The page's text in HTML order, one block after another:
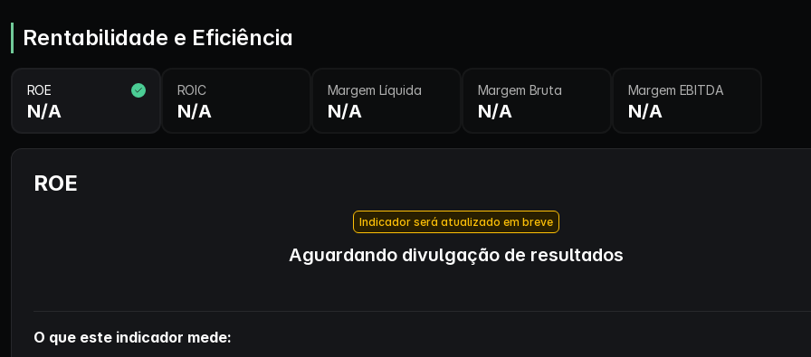
Rentabilidade e Eficiência
ROE
N/A
ROIC
N/A
Margem Líquida
N/A
Margem Bruta
N/A
Margem EBITDA
N/A
ROE
Indicador será atualizado em breve
Aguardando divulgação de resultados
O que este indicador mede: